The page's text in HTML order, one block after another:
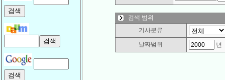
검색 범위
기사분류
날짜범위